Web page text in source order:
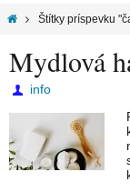
Štítky príspevku
Mydlová
info